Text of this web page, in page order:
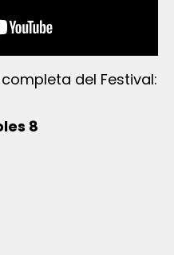
del Festival:
8